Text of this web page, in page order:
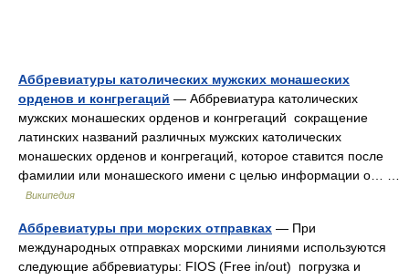
Аббревиатуры католических мужских монашеских
орденов и конгрегаций — Аббревиатура католических
мужских монашеских орденов и конгрегаций сокращение
латинских названий различных мужских католических
монашеских орденов и конгрегаций, которое ставится после
фамилии или монашеского имени с целью информации о… …
Википедия
Аббревиатуры при морских отправках — При
международных отправках морскими линиями используются
следующие аббревиатуры: FIOS (Free in/out) погрузка и